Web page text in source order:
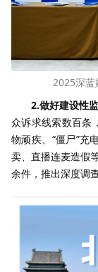
2025深蓝
2.做好建设性监
众诉求线索数百条
物顽疾、“僵尸”充
卖、直播连麦造假
余件，推出深度调